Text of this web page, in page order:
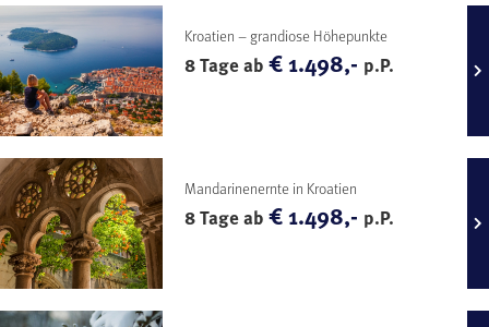
Kroatien – grandiose Höhepunkte
8 Tage ab€ 1.498,- p.P.
Mandarinenernte in Kroatien
8 Tage ab€ 1.498,- p.P.